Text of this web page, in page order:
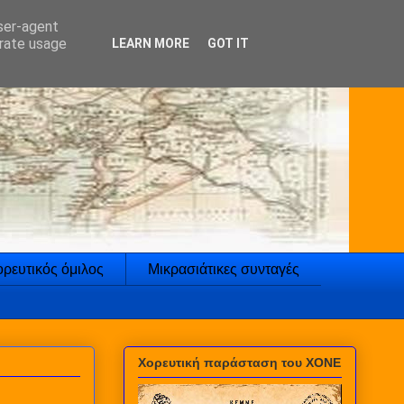
όμιλος Μικρασιάτικες συνταγές
Χορευτική παράσταση του ΧΟΝΕ
agent
usage
LEARN MORE GOT IT